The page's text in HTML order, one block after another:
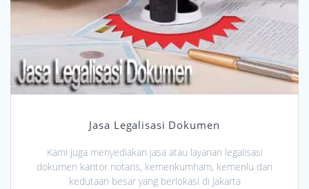
Jasa Legalisasi Dokumen
Kami juga menyediakan jasa atau layanan legalisasi
dokumen kantor notaris, kemenkumham, kemenlu dan
kedutaan besar yang berlokasi di Jakarta